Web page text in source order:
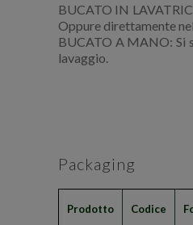
BUCATO IN
Oppure direttamente
BUCATO A MANO: Si
lavaggio.
Packaging
Prodotto Codice